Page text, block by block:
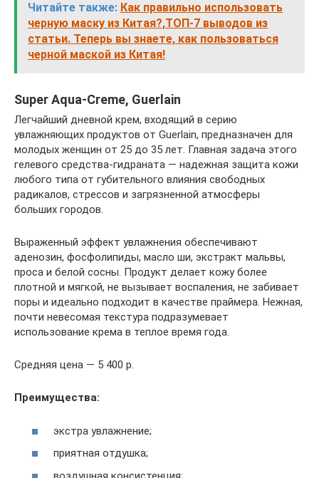
Читайте также: Как правильно использовать
черную маску из Китая?,ТОП-7 выводов из
статьи. Теперь вы знаете, как пользоваться
черной маской из Китая!
Super Aqua-Creme, Guerlain
Легчайший дневной крем, входящий в серию
увлажняющих продуктов от Guerlain, предназначен для
молодых женщин от 25 до 35 лет. Главная задача этого
гелевого средства-гидраната — надежная защита кожи
любого типа от губительного влияния свободных
радикалов, стрессов и загрязненной атмосферы
больших городов.
Выраженный эффект увлажнения обеспечивают
аденозин, фосфолипиды, масло ши, экстракт мальвы,
проса и белой сосны. Продукт делает кожу более
плотной и мягкой, не вызывает воспаления, не забивает
поры и идеально подходит в качестве праймера. Нежная,
почти невесомая текстура подразумевает
использование крема в теплое время года.
Средняя цена — 5 400 р.
Преимущества:
экстра увлажнение;
приятная отдушка;